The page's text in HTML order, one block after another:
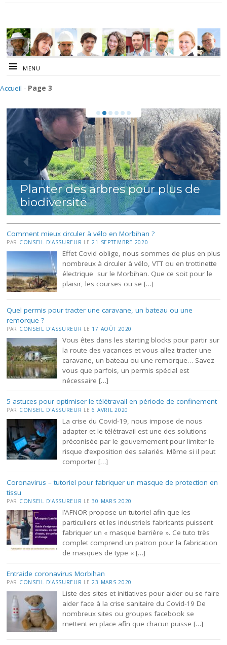
MENU
Accueil - Page 3
Planter des arbres pour plus de
biodiversité
Comment mieux circuler à vélo en Morbihan ?
PAR CONSEIL D'ASSUREUR LE 21 SEPTEMBRE 2020
Effet Covid oblige, nous sommes de plus en plus
nombreux à circuler à vélo, VTT ou en trottinette
électrique sur le Morbihan. Que ce soit pour le
plaisir, les courses ou se […]
Quel permis pour tracter une caravane, un bateau ou une
remorque ?
PAR CONSEIL D'ASSUREUR LE 17 AOÛT 2020
Vous êtes dans les starting blocks pour partir sur
la route des vacances et vous allez tracter une
caravane, un bateau ou une remorque… Savez-
vous que parfois, un permis spécial est
nécessaire […]
5 astuces pour optimiser le télétravail en période de confinement
PAR CONSEIL D'ASSUREUR LE 6 AVRIL 2020
La crise du Covid-19, nous impose de nous
adapter et le télétravail est une des solutions
préconisée par le gouvernement pour limiter le
risque d’exposition des salariés. Même si il peut
comporter […]
Coronavirus – tutoriel pour fabriquer un masque de protection en
tissu
PAR CONSEIL D'ASSUREUR LE 30 MARS 2020
l’AFNOR propose un tutoriel afin que les
particuliers et les industriels fabricants puissent
fabriquer un « masque barrière ». Ce tuto très
complet comprend un patron pour la fabrication
de masques de type « […]
Entraide coronavirus Morbihan
PAR CONSEIL D'ASSUREUR LE 23 MARS 2020
Liste des sites et initiatives pour aider ou se faire
aider face à la crise sanitaire du Covid-19 De
nombreux sites ou groupes facebook se
mettent en place afin que chacun puisse […]